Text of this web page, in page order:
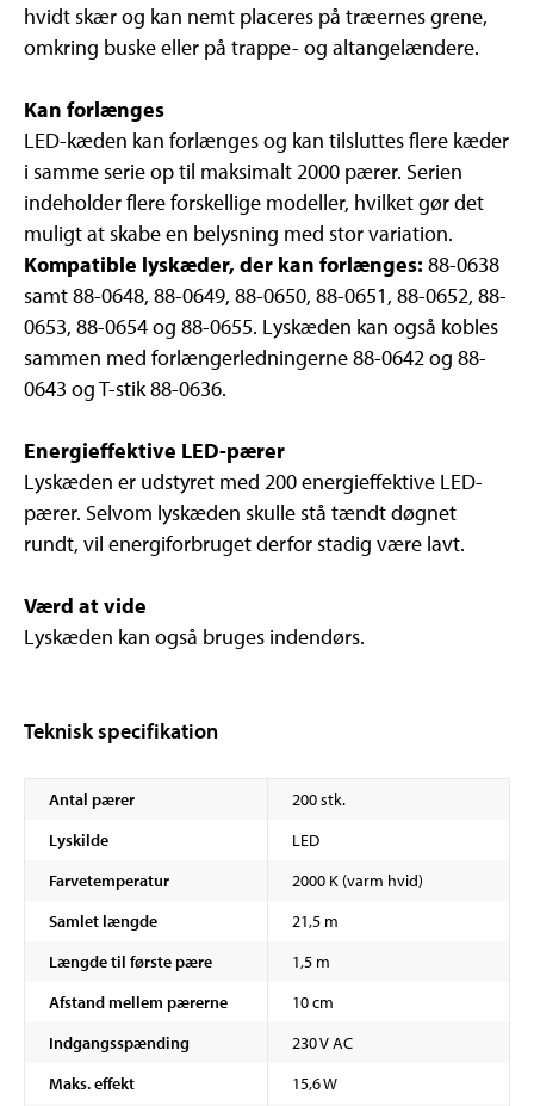
hvidt skær og kan nemt placeres på træernes grene,
omkring buske eller på trappe- og altangelændere.
Kan forlænges
LED-kæden kan forlænges og kan tilsluttes flere kæder
i samme serie op til maksimalt 2000 pærer. Serien
indeholder flere forskellige modeller, hvilket gør det
muligt at skabe en belysning med stor variation.
Kompatible lyskæder, der kan forlænges: 88-0638
samt 88-0648, 88-0649, 88-0650, 88-0651, 88-0652, 88-
0653, 88-0654 og 88-0655. Lyskæden kan også kobles
sammen med forlængerledningerne 88-0642 og 88-
0643 og T-stik 88-0636.
Energieffektive LED-pærer
Lyskæden er udstyret med 200 energieffektive LED-
pærer. Selvom lyskæden skulle stå tændt døgnet
rundt, vil energiforbruget derfor stadig være lavt.
Værd at vide
Lyskæden kan også bruges indendørs.
Teknisk specifikation
Antal pærer
200 stk.
Lyskilde
LED
Farvetemperatur
2000 K (varm hvid)
Samlet længde
21,5 m
Længde til første pære
1,5 m
Afstand mellem pærerne
10 cm
Indgangsspænding
230 V AC
Maks. effekt
15,6 W